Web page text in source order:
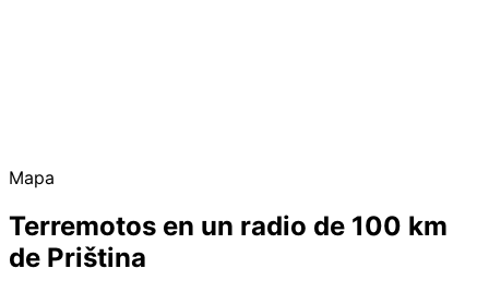
Mapa
Terremotos en un radio de 100 km
de Priština